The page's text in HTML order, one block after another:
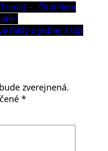
– ,,Čitateľom
fakty o jednej z top
zverejnená.
*